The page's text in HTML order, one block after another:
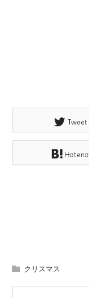
Tweet
Hatena
クリスマス